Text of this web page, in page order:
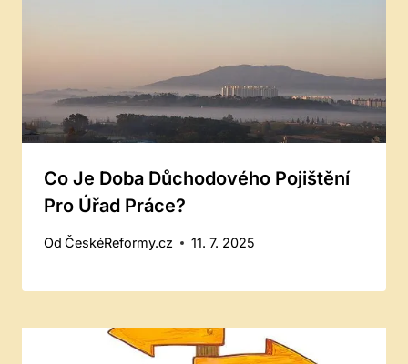
Co Je Doba Důchodového Pojištění
Pro Úřad Práce?
Od ČeskéReformy.cz 11. 7. 2025